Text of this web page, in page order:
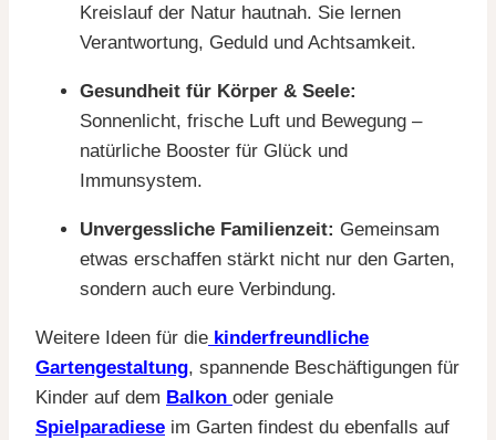
Kreislauf der Natur hautnah. Sie lernen
Verantwortung, Geduld und Achtsamkeit.
Gesundheit für Körper & Seele:
Sonnenlicht, frische Luft und Bewegung –
natürliche Booster für Glück und
Immunsystem.
Unvergessliche Familienzeit: Gemeinsam
etwas erschaffen stärkt nicht nur den Garten,
sondern auch eure Verbindung.
Weitere Ideen für die kinderfreundliche
Gartengestaltung, spannende Beschäftigungen für
Kinder auf dem Balkon oder geniale
Spielparadiese im Garten findest du ebenfalls auf